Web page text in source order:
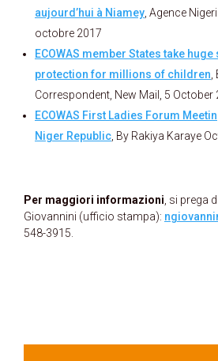
aujourd’hui à Niamey , Agence
octobre 2017
ECOWAS member States take
protection for millions of children
Correspondent, New Mail, 5 October
ECOWAS First Ladies Forum
Niger Republic , By Rakiya Karaye
Per maggiori informazioni , si prega
Giovannini (ufficio stampa):
548-3915.